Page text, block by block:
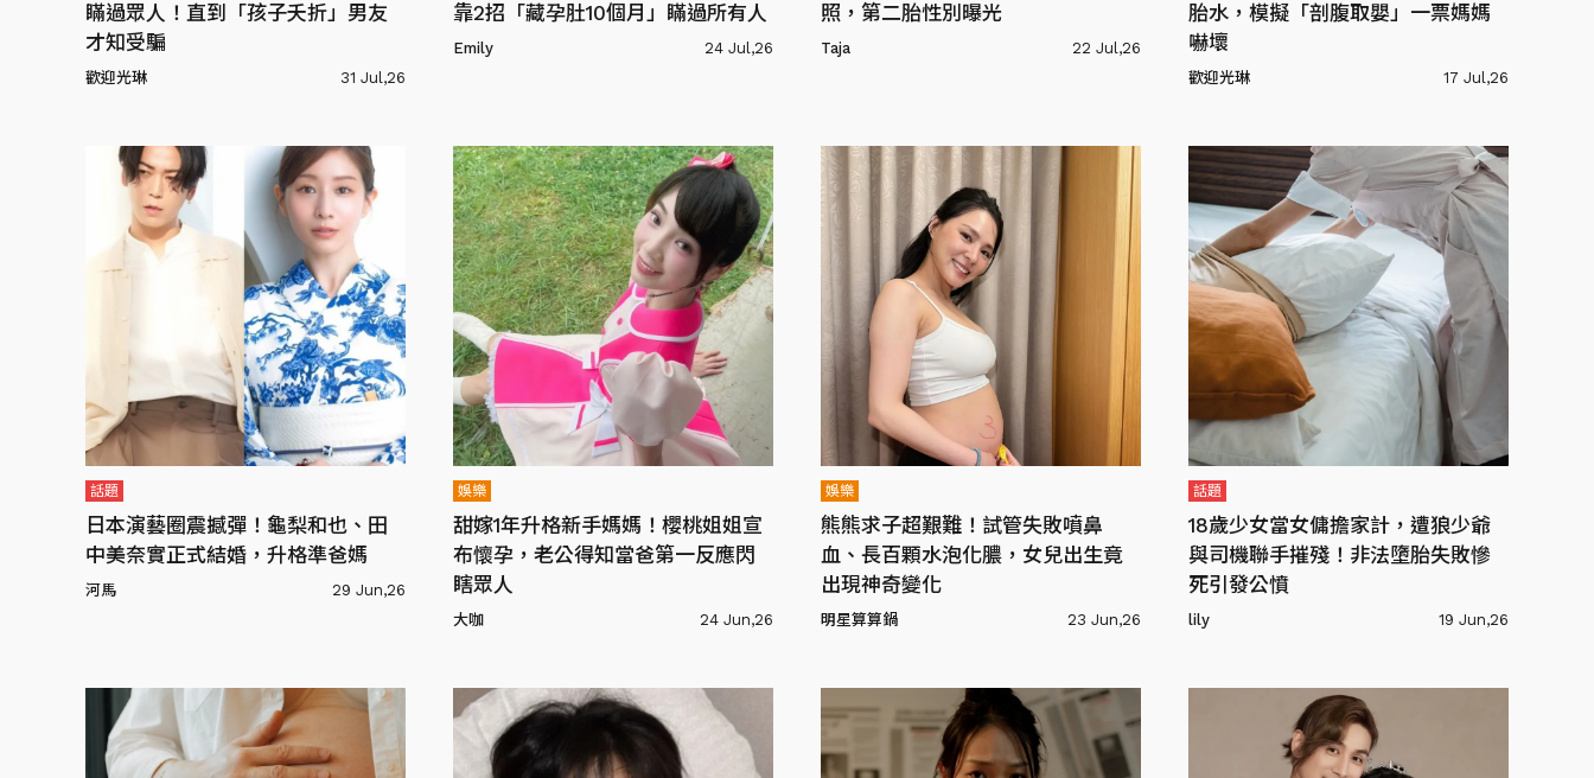
瞞過眾人！直到「孩子夭折」男友
才知受騙
歡迎光琳 31 Jul,26
靠2招「藏孕肚10個月」瞞過所有人
Emily 24 Jul,26
照，第二胎性別曝光
Taja 22 Jul,26
胎水，模擬「剖腹取嬰」一票媽媽
嚇壞
歡迎光琳 17 Jul,26
話題
日本演藝圈震撼彈！龜梨和也、田
中美奈實正式結婚，升格準爸媽
河馬 29 Jun,26
娛樂
甜嫁1年升格新手媽媽！櫻桃姐姐宣
布懷孕，老公得知當爸第一反應閃
瞎眾人
大咖 24 Jun,26
娛樂
熊熊求子超艱難！試管失敗噴鼻
血、長百顆水泡化膿，女兒出生竟
出現神奇變化
明星算算鍋 23 Jun,26
話題
18歲少女當女傭擔家計，遭狼少爺
與司機聯手摧殘！非法墮胎失敗慘
死引發公憤
lily 19 Jun,26